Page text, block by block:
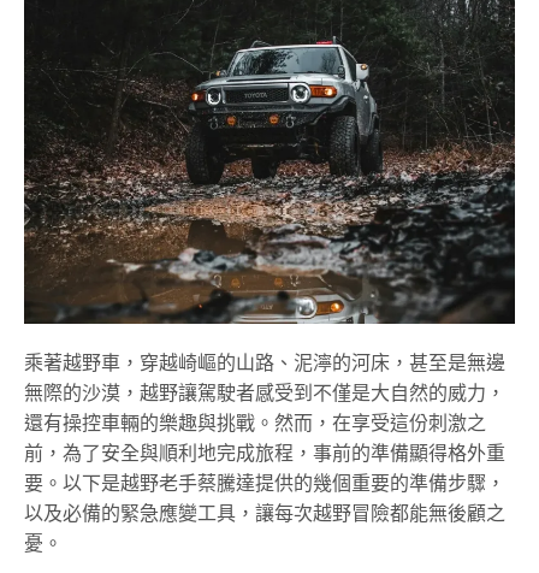
乘著越野車，穿越崎嶇的山路、泥濘的河床，甚至是無邊
無際的沙漠，越野讓駕駛者感受到不僅是大自然的威力，
還有操控車輛的樂趣與挑戰。然而，在享受這份刺激之
前，為了安全與順利地完成旅程，事前的準備顯得格外重
要。以下是越野老手蔡騰達提供的幾個重要的準備步驟，
以及必備的緊急應變工具，讓每次越野冒險都能無後顧之
憂。